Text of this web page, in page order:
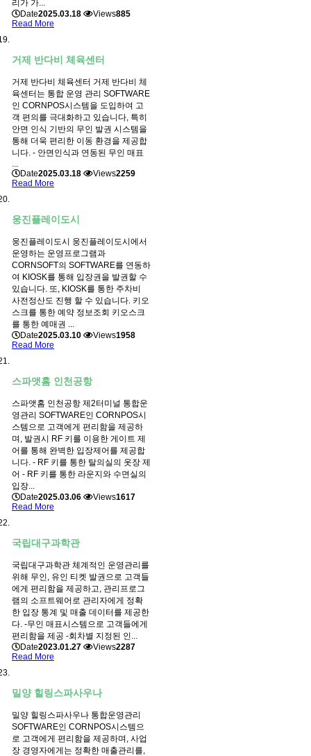
리가 가...
Date2025.03.18 Views885
Read More
거제 반다비 체육센터
거제 반다비 체육센터 거제 반다비 체
육센터는 통합 운영 관리 SOFTWARE
인 CORNPOS시스템을 도입하여 고
객 편의를 극대화하고 있습니다, 특히
안면 인식 기반의 무인 발권 시스템을
통해 더욱 편리한 이동 환경을 제공합
니다. - 안면인식과 연동된 무인 매표
...
Date2025.03.18 Views2259
Read More
웅진플레이도시
웅진플레이도시 웅진플레이도시에서
운영하는 운영프로그램과
CORNSOFT의 SOFTWARE를 연동하
여 KIOSK를 통해 입장권을 발권할 수
있습니다. 또, KIOSK를 통한 주차비
사전정산도 진행 할 수 있습니다. 키오
스크를 통한 예약 정보조회 키오스크
를 통한 예매권 ...
Date2025.03.10 Views1958
Read More
스파앳홈 인천공항
스파앳홈 인천공항 제2터미널 통합운
영관리 SOFTWARE인 CORNPOS시
스템으로 고객에게 편리함을 제공하
며, 발권시 RF 키를 이용한 게이트 제
어를 통해 완벽한 입장제어를 제공합
니다. - RF 키를 통한 탈의실의 옷장 제
어 - RF 키를 통한 라운지와 수면실의
입장...
Date2025.03.06 Views1617
Read More
국립대구과학관
국립대구과학관 체계적인 운영관리를
위해 무인, 유인 티켓 발권으로 고객들
에게 편리함을 제공하고, 관리프로그
램의 소프트웨어로 관리자에게 정확
한 입장 통계 및 매출 데이터를 제공한
다. -무인 매표시스템으로 고객들에게
편리함을 제공 -회차별 지정된 인...
Date2023.01.27 Views2287
Read More
밀양 힐링스파사우나
밀양 힐링스파사우나 통합운영관리
SOFTWARE인 CORNPOS시스템으
로 고객에게 편리함을 제공하며, 사업
장 경영자에게는 정확한 매출관리를,